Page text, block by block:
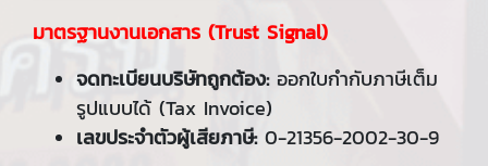
มาตรฐานงานเอกสาร (Trust Signal)
จดทะเบียนบริษัทถูกต้อง:ออกใบกำกับภาษีเต็ม
รูปแบบได้ (Tax Invoice)
เลขประจำตัวผู้เสียภาษี:0-21356-2002-30-9